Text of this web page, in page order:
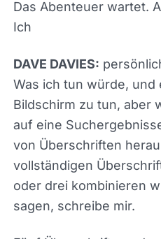
Also, ja, schauen wir
Also, erkunde die Welt
Paradies. Das
von diesen? Ich
DAVE DAVIES:
Was ich tun würde, und
Bildschirm zu tun, aber
auf eine
von Überschriften